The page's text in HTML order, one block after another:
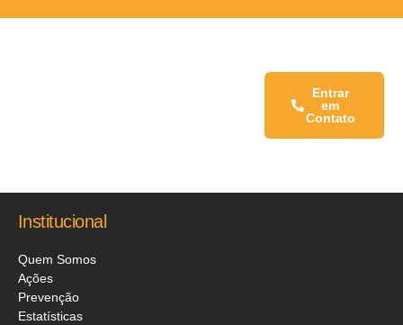
Entrar
em
Contato
Institucional
Quem Somos
Ações
Prevenção
Estatísticas